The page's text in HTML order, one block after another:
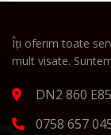
Îți oferim toate
mult visate.
DN2 860
0758 657